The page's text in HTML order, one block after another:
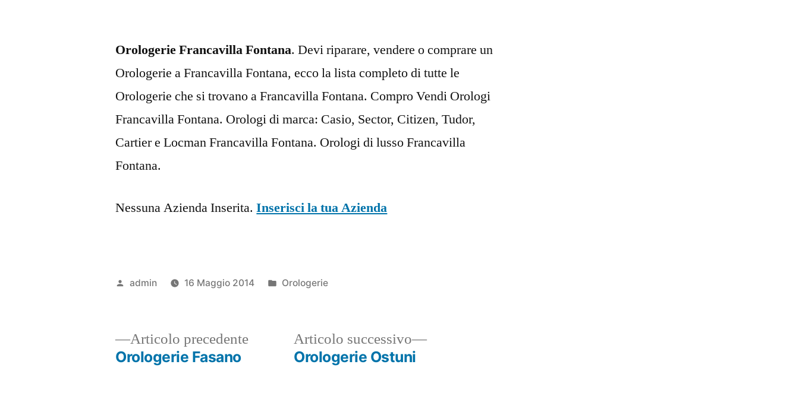
Orologerie Francavilla Fontana. Devi riparare, vendere o comprare un
Orologerie a Francavilla Fontana, ecco la lista completo di tutte le
Orologerie che si trovano a Francavilla Fontana. Compro Vendi Orologi
Francavilla Fontana. Orologi di marca: Casio, Sector, Citizen, Tudor,
Cartier e Locman Francavilla Fontana. Orologi di lusso Francavilla
Fontana.
Nessuna Azienda Inserita. Inserisci la tua Azienda
Pubblicato
admin 16 Maggio 2014
Pubblicato
Orologerie
Navigazione
Articolo precedenteArticolo
precedente:
Orologerie Fasano
Articolo successivo
Articolo
Orologerie Ostuni